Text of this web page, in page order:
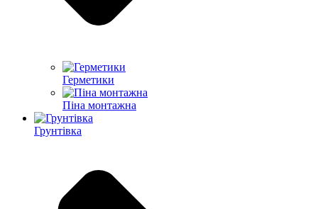
Герметики
Піна монтажна
Грунтівка